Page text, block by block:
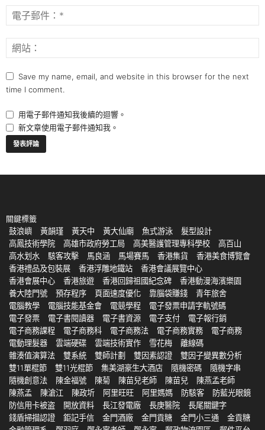
Save my name, email, and website in this browser for the next
time I comment.
用電子郵件通知我後續的迴響。
新文章使用電子郵件通知我。
關鍵標籤
鼓浪嶼
黃韻瑾 黃天中 黃大仙廟 魚式游泳
髮型設計
高鳳技術學院
高雄市政府勞工局 高美醫護管理專科學校
高百山
高水划水
駭客攻擊 馬良涵 馬場賽馬 香港集貨
香港美食博覽會
香港禮品及包裝展
香港浮雕地鐵站
香港會議展覽中心
香港會展中心
香港旅遊 香港回歸祖國紀念碑
香港動漫海濱樂園
養大陸門號
預存程序 頁面速度優化 靠腦袋賺錢
青年旅舍
電腦教學
電腦技能基金會 電競學程
電子發票申請字軌號碼
電子發票
電子書閱讀器 電子書資源 電子支付
電子報行銷
電子商務課程
電子商務科 電子商務法 電子商務實務
電子商務
電動理髮器
雲端硬碟 雲端技術實作 雪花梅
離線碼
雜湊值演算法
雙系統 雙師計劃 雙因素認證
雙因子變異數分析
雙11單棍節
雙11光棍節 集美湖豪生大酒店 隨機密碼
隨機字串
隨機創意法
陳金福號 陳菊 陳苗兒老師 陳苗兒
陳燕孟老師
陳燕孟
陳滄江 陳政圻 阿里旺旺 阿里媽媽 防駭客
防藍光眼鏡
防信用卡被盗
開放資料 長江發電廠 長庚醫院
長尾關鍵字
錢盾掃描認證
鉅記手信 金門酒廠 金門貢糖 金門小三通
金貢糖